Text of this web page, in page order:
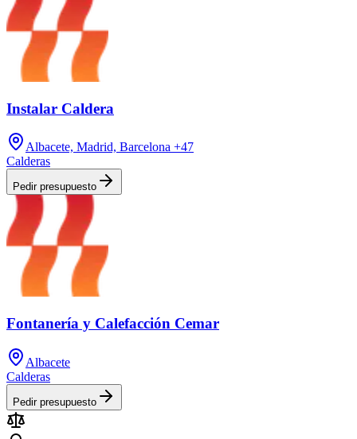
Instalar Caldera
Albacete, Madrid, Barcelona +47
Calderas
Pedir presupuesto
Fontanería y Calefacción Cemar
Albacete
Calderas
Pedir presupuesto